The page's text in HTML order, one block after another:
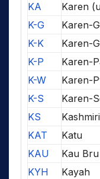
KA
Karen
K-G
Karen-
K-K
Karen-
K-P
Karen-
K-W
Karen-
K-S
Karen-
KS
Kashmiri
KAT
Katu
KAU
Kau
KYH
Kayah